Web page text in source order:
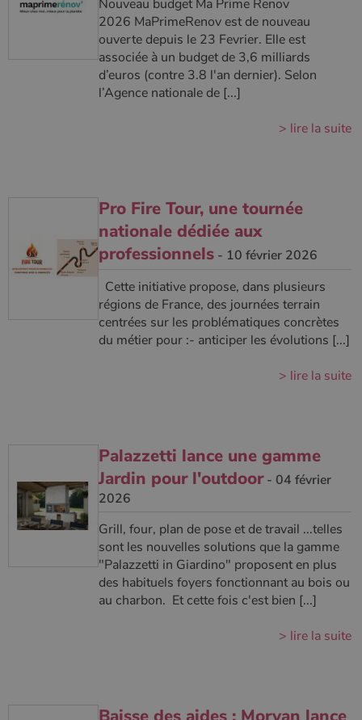
Nouveau budget Ma Prime Renov
2026 MaPrimeRenov est de nouveau
ouverte depuis le 23 Fevrier. Elle est
associée à un budget de 3,6 milliards
d’euros (contre 3.8 l'an dernier). Selon
l’Agence nationale de [...]
> lire la suite
Pro Fire Tour, une tournée
nationale dédiée aux
professionnels - 10 février 2026
Cette initiative propose, dans plusieurs
régions de France, des journées terrain
centrées sur les problématiques concrètes
du métier pour :- anticiper les évolutions [...]
> lire la suite
Palazzetti lance une gamme
Jardin pour l'outdoor- 04 février
2026
Grill, four, plan de pose et de travail ...telles
sont les nouvelles solutions que la gamme
"Palazzetti in Giardino" proposent en plus
des habituels foyers fonctionnant au bois ou
au charbon. Et cette fois c'est bien [...]
> lire la suite